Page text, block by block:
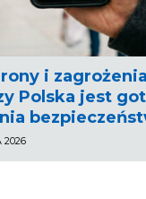
i
Polska jest
2026